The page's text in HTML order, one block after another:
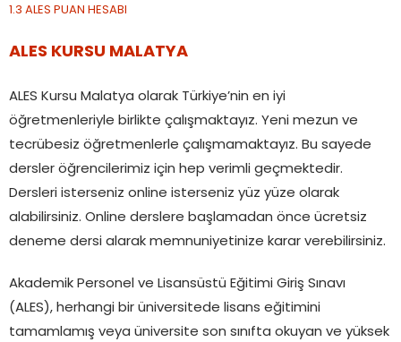
1.3 ALES PUAN HESABI
ALES KURSU MALATYA
ALES Kursu Malatya olarak Türkiye’nin en iyi
öğretmenleriyle birlikte çalışmaktayız. Yeni mezun ve
tecrübesiz öğretmenlerle çalışmamaktayız. Bu sayede
dersler öğrencilerimiz için hep verimli geçmektedir.
Dersleri isterseniz online isterseniz yüz yüze olarak
alabilirsiniz. Online derslere başlamadan önce ücretsiz
deneme dersi alarak memnuniyetinize karar verebilirsiniz.
Akademik Personel ve Lisansüstü Eğitimi Giriş Sınavı
(ALES), herhangi bir üniversitede lisans eğitimini
tamamlamış veya üniversite son sınıfta okuyan ve yüksek